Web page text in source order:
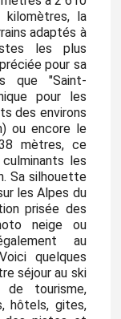
la
adaptés à
les plus
pour sa
que "Saint-
pour les
des environs
ou encore le
mètres, ce
les
Sa silhouette
les Alpes du
prisée des
neige ou
au
quelques
séjour au ski
tourisme,
hôtels, gites,